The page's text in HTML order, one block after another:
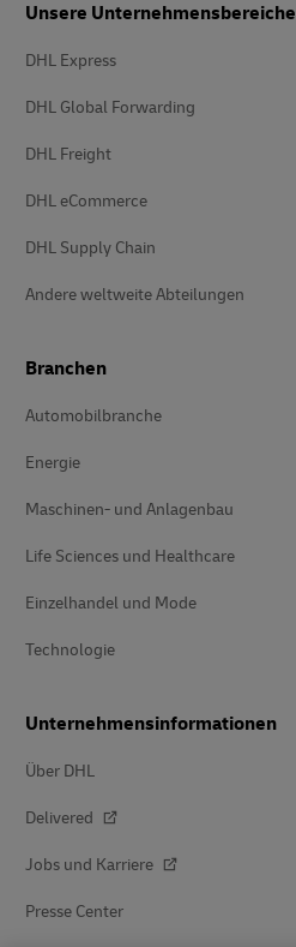
Unsere Unternehmensbereiche
DHL Express
DHL Global Forwarding
DHL Freight
DHL eCommerce
DHL Supply Chain
Andere weltweite Abteilungen
Branchen
Automobilbranche
Energie
Maschinen- und Anlagenbau
Life Sciences und Healthcare
Einzelhandel und Mode
Technologie
Unternehmensinformationen
Über DHL
Delivered
Jobs und Karriere
Presse Center